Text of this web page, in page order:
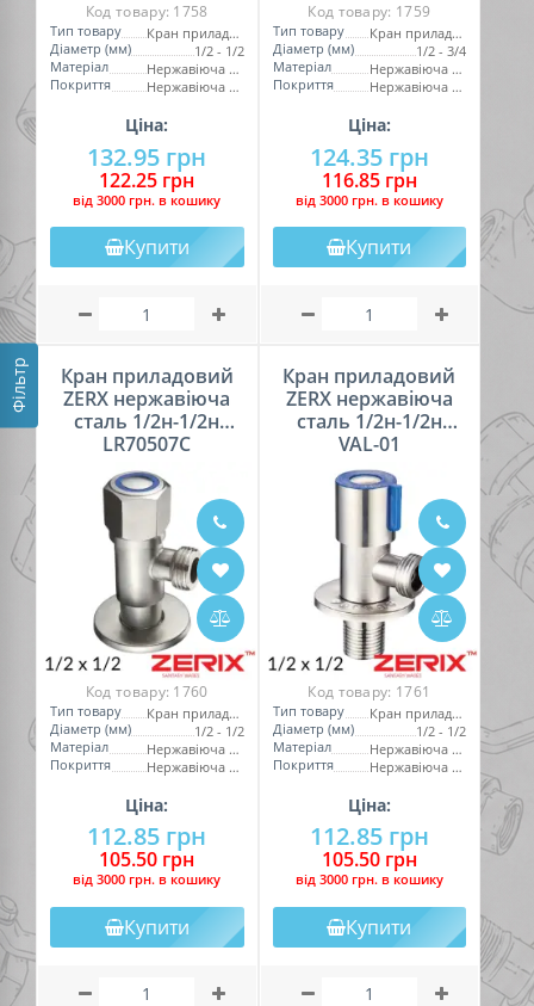
Фільтр
Код товару: 1758
Тип товару
Кран приладовий
Діаметр (мм)
1/2 - 1/2
Матеріал
Нержавіюча сталь
Покриття
Нержавіюча сталь
Ціна:
132.95 грн
122.25 грн
вiд 3000 грн. в кошику
Купити
Код товару: 1759
Тип товару
Кран приладовий
Діаметр (мм)
1/2 - 3/4
Матеріал
Нержавіюча сталь
Покриття
Нержавіюча сталь
Ціна:
124.35 грн
116.85 грн
вiд 3000 грн. в кошику
Купити
Кран приладовий
ZERX нержавіюча
сталь 1/2н-1/2н
LR70507C
Код товару: 1760
Тип товару
Кран приладовий
Діаметр (мм)
1/2 - 1/2
Матеріал
Нержавіюча сталь
Покриття
Нержавіюча сталь
Ціна:
112.85 грн
105.50 грн
вiд 3000 грн. в кошику
Купити
Кран приладовий
ZERX нержавіюча
сталь 1/2н-1/2н
VAL-01
Код товару: 1761
Тип товару
Кран приладовий
Діаметр (мм)
1/2 - 1/2
Матеріал
Нержавіюча сталь
Покриття
Нержавіюча сталь
Ціна:
112.85 грн
105.50 грн
вiд 3000 грн. в кошику
Купити